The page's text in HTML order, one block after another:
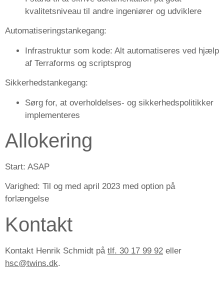
kvalitetsniveau til andre ingeniører og udviklere
Automatiseringstankegang:
Infrastruktur som kode: Alt automatiseres ved hjælp
af Terraforms og scriptsprog
Sikkerhedstankegang:
Sørg for, at overholdelses- og sikkerhedspolitikker
implementeres
Allokering
Start: ASAP
Varighed: Til og med april 2023 med option på
forlængelse
Kontakt
Kontakt Henrik Schmidt på tlf. 30 17 99 92 eller
hsc@twins.dk.